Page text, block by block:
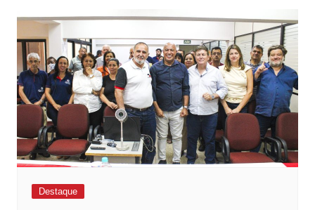
Destaque